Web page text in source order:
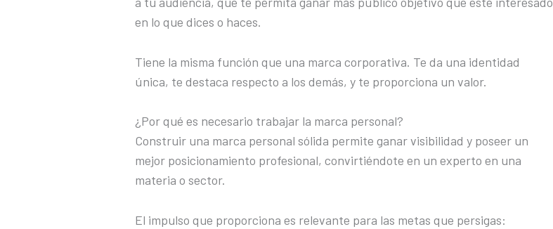
en lo que dices o haces.
Tiene la misma función que una marca corporativa. Te da una identidad
única, te destaca respecto a los demás, y te proporciona un valor.
¿Por qué es necesario trabajar la marca personal?
Construir una marca personal sólida permite ganar visibilidad y poseer un
mejor posicionamiento profesional, convirtiéndote en un experto en una
materia o sector.
El impulso que proporciona es relevante para las metas que persigas: